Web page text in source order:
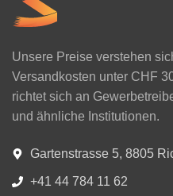
Unsere Preise verstehen
Versandkosten unter CHF
richtet sich an
und ähnliche Institutionen.
Gartenstrasse 5, 8805
+41 44 784 11 62